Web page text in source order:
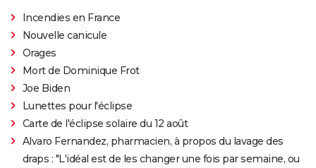
Incendies en France
Nouvelle canicule
Orages
Mort de Dominique Frot
Joe Biden
Lunettes pour l'éclipse
Carte de l'éclipse solaire du 12 août
Alvaro Fernandez, pharmacien, à propos du lavage des
draps : "L'idéal est de les changer une fois par semaine, ou